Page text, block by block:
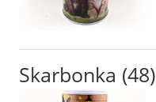
Skarbonka (48)